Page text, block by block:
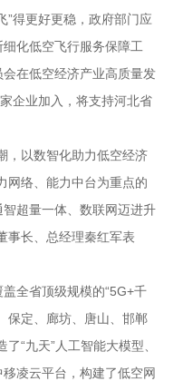
得更好更稳，政府部门应
化低空飞行服务保障工
在低空经济产业高质量发
企业加入，将支持河北省
以数智化助力低空经济
网络、能力中台为重点的
超量一体、数联网迈进升
事长、总经理秦红军表
全省顶级规模的“5G+千
保定、廊坊、唐山、邯郸
“九天”人工智能大模型、
凌云平台，构建了低空网